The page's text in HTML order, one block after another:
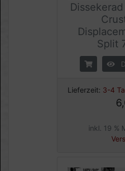
Split
Lieferzeit: 3-4
inkl. 19 %